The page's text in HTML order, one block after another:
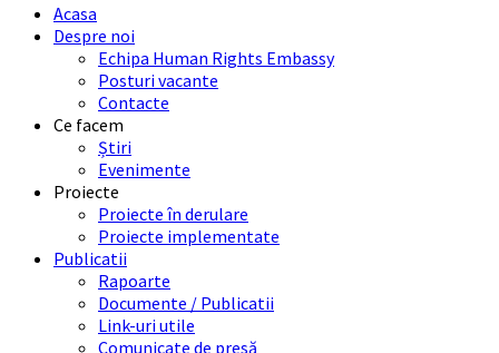
Acasa
Despre noi
Echipa Human Rights Embassy
Posturi vacante
Contacte
Ce facem
Știri
Evenimente
Proiecte
Proiecte în derulare
Proiecte implementate
Publicatii
Rapoarte
Documente / Publicatii
Link-uri utile
Comunicate de presă